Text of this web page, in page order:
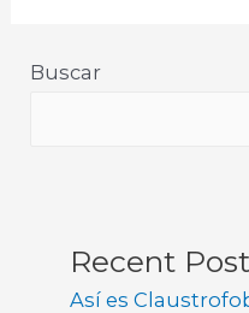
Buscar
Recent
Así es